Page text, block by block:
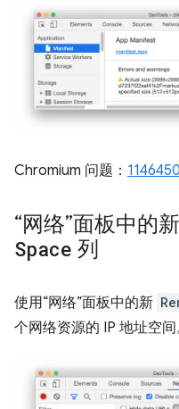
Chromium 问题： 1146450
“网络”面板中的新
Space 列
使用“网络”面板中的新
个网络资源的 IP 地址空间